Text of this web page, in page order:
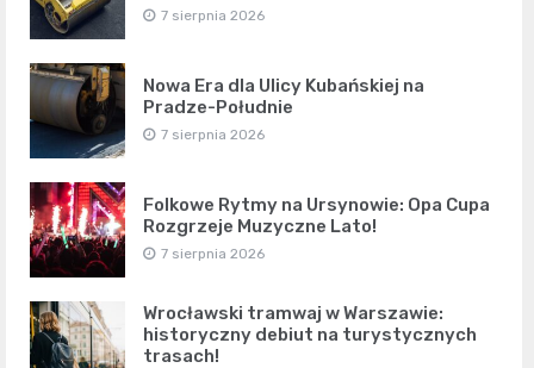
7 sierpnia 2026
Nowa Era dla Ulicy Kubańskiej na
Pradze-Południe
7 sierpnia 2026
Folkowe Rytmy na Ursynowie: Opa Cupa
Rozgrzeje Muzyczne Lato!
7 sierpnia 2026
Wrocławski tramwaj w Warszawie:
historyczny debiut na turystycznych
trasach!